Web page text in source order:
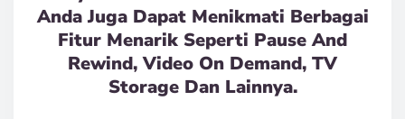
Anda Juga Dapat Menikmati Berbagai
Fitur Menarik Seperti Pause And
Rewind, Video On Demand, TV
Storage Dan Lainnya.